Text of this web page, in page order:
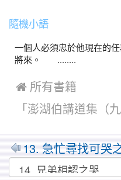
隨機小語
一個人必須忠於他現在的
將來。 ........
 所有書籍
「澎湖伯講道集（
MarkDown
13. 急忙尋找可哭